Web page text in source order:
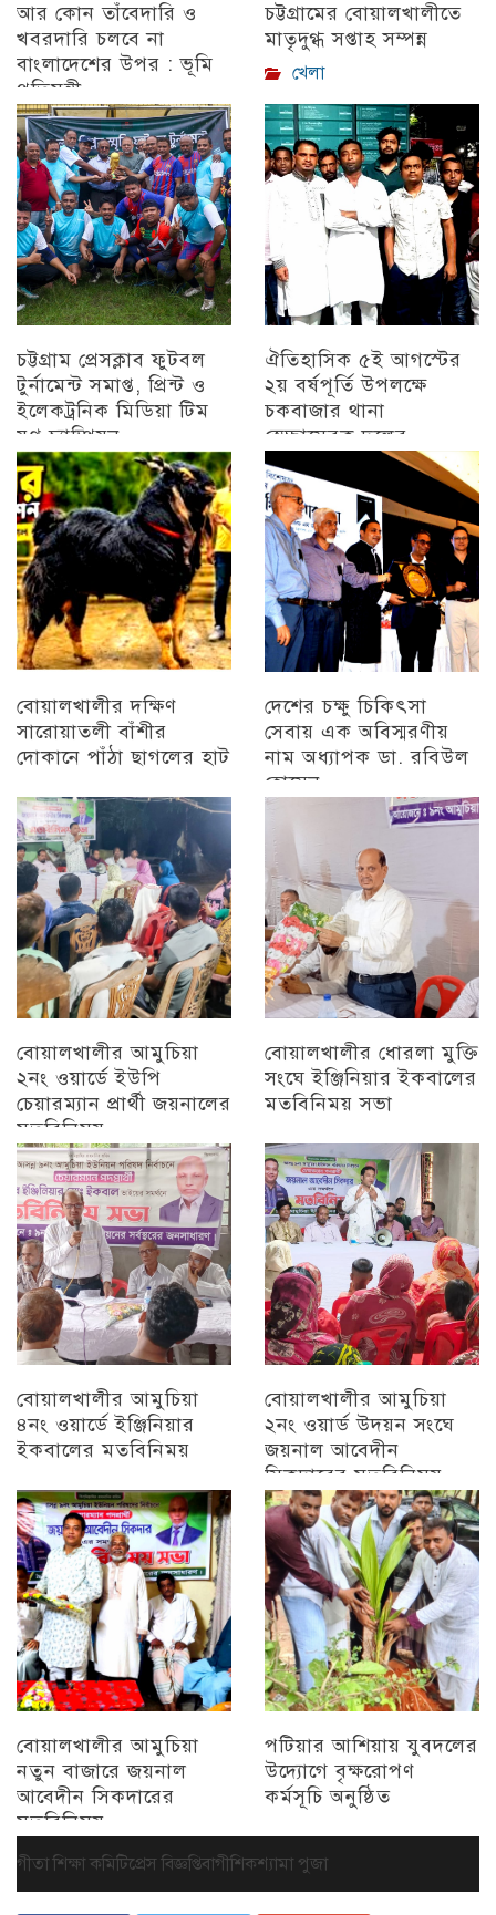
আর কোন তাঁবেদারি ও
খবরদারি চলবে না
বাংলাদেশের উপর : ভূমি
প্রতিমন্ত্রী
চট্টগ্রাম
চট্টগ্রামের বোয়ালখালীতে
মাতৃদুগ্ধ সপ্তাহ সম্পন্ন
খেলা
চট্টগ্রাম প্রেসক্লাব ফুটবল
টুর্নামেন্ট সমাপ্ত, প্রিন্ট ও
ইলেকট্রনিক মিডিয়া টিম
যুগ্ন চ্যাম্পিয়ন
চট্টগ্রাম
ঐতিহাসিক ৫ই আগস্টের
২য় বর্ষপূর্তি উপলক্ষে
চকবাজার থানা
স্বেচ্ছাসেবক দলের
প্রামাণ্যচিত্র প্রদর্শন ও
বিজয় মিছিল
চট্টগ্রাম
বোয়ালখালীর দক্ষিণ
সারোয়াতলী বাঁশীর
দোকানে পাঁঠা ছাগলের হাট
দেশের চক্ষু চিকিৎসা
সেবায় এক অবিস্মরণীয়
নাম অধ্যাপক ডা. রবিউল
হোসেন
বোয়ালখালীর আমুচিয়া
২নং ওয়ার্ডে ইউপি
চেয়ারম্যান প্রার্থী জয়নালের
মতবিনিময়
চট্টগ্রাম
বোয়ালখালীর ধোরলা মুক্তি
সংঘে ইঞ্জিনিয়ার ইকবালের
মতবিনিময় সভা
বোয়ালখালীর আমুচিয়া
৪নং ওয়ার্ডে ইঞ্জিনিয়ার
ইকবালের মতবিনিময়
বোয়ালখালীর আমুচিয়া
২নং ওয়ার্ড উদয়ন সংঘে
জয়নাল আবেদীন
সিকদারের মতবিনিময়
অন্যান্য
বোয়ালখালীর আমুচিয়া
নতুন বাজারে জয়নাল
আবেদীন সিকদারের
মতবিনিময়
চট্টগ্রাম
পটিয়ার আশিয়ায় যুবদলের
উদ্যোগে বৃক্ষরোপণ
কর্মসূচি অনুষ্ঠিত
গীতা শিক্ষা কমিটিপ্রেস বিজ্ঞপ্তিবাগীশিকশ্যামা পুজা